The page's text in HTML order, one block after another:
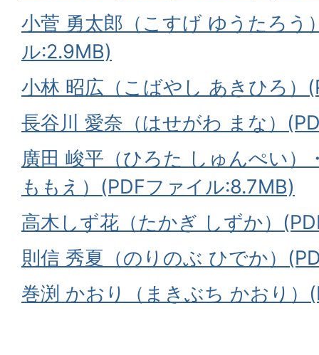
小菅 勇太郎（こすげ ゆうたろう
ル:2.9MB)
小林 昭広（こばやし あきひろ）
長谷川 愛奈（はせがわ まな）
廣田 峻平（ひろた しゅんぺい）
ももえ）(PDFファイル:8.7MB)
高木しず花（たかぎ しずか）
則信 秀夏（のりのぶ ひでか）
巻渕 かおり（まきぶち かおり）